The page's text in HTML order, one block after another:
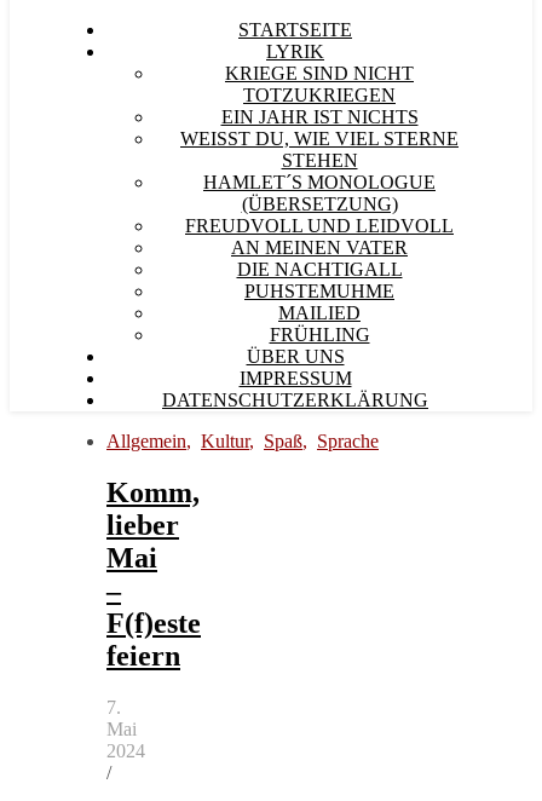
STARTSEITE
LYRIK
KRIEGE SIND NICHT
TOTZUKRIEGEN
EIN JAHR IST NICHTS
WEISST DU, WIE VIEL STERNE S
TEHEN
HAMLET´S MONOLOGUE
(ÜBERSETZUNG)
FREUDVOLL UND LEIDVOLL
AN MEINEN VATER
DIE NACHTIGALL
PUHSTEMUHME
MAILIED
FRÜHLING
ÜBER UNS
IMPRESSUM
DATENSCHUTZERKLÄRUNG
Allgemein, Kultur, Spaß, Sprache
Komm,
lieber
Mai
–
F(f)este
feiern
7.
Mai
2024
/